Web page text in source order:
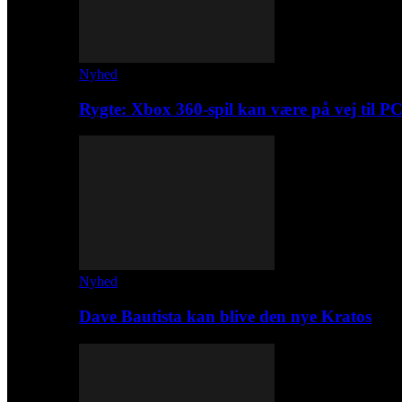
Nyhed
Rygte: Xbox 360-spil kan være på vej til PC
Nyhed
Dave Bautista kan blive den nye Kratos